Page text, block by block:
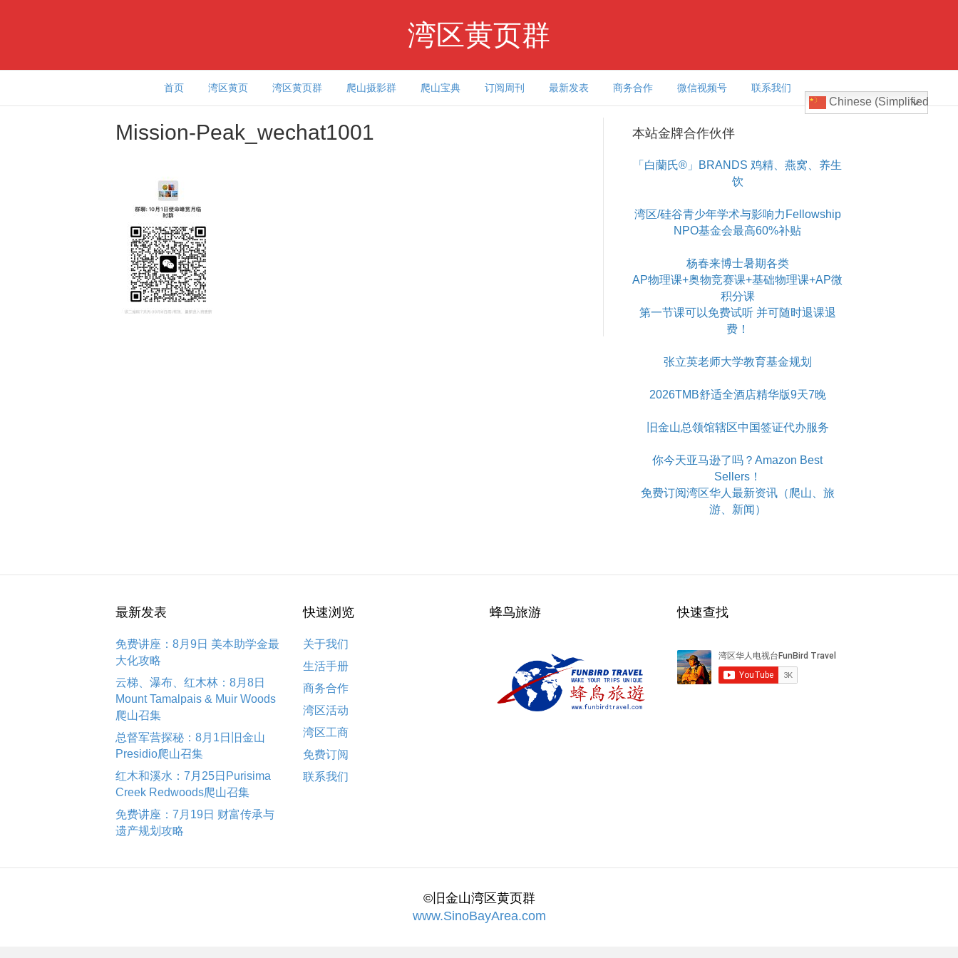
湾区黄页群
首页 湾区黄页 湾区黄页群 爬山摄影群 爬山宝典 订阅周刊 最新发表 商务合作 微信视频号 联系我们
Chinese (Simplified)
Mission-Peak_wechat1001 本站金牌合作伙伴
「白蘭氏®」BRANDS 鸡精、燕窝、养生
饮
湾区/硅谷青少年学术与影响力Fellowship
NPO基金会最高60%补贴
杨春来博士暑期各类
AP物理课+奥物竞赛课+基础物理课+AP微
积分课
第一节课可以免费试听 并可随时退课退
费！
张立英老师大学教育基金规划
2026TMB舒适全酒店精华版9天7晚
旧金山总领馆辖区中国签证代办服务
你今天亚马逊了吗？Amazon Best
Sellers！
免费订阅湾区华人最新资讯（爬山、旅
游、新闻）
最新发表
免费讲座：8月9日 美本助学金最
大化攻略
云梯、瀑布、红木林：8月8日
Mount Tamalpais & Muir Woods
爬山召集
总督军营探秘：8月1日旧金山
Presidio爬山召集
红木和溪水：7月25日Purisima
Creek Redwoods爬山召集
免费讲座：7月19日 财富传承与
遗产规划攻略
快速浏览
关于我们
生活手册
商务合作
湾区活动
湾区工商
免费订阅
联系我们
蜂鸟旅游 快速查找
©旧金山湾区黄页群
www.SinoBayArea.com